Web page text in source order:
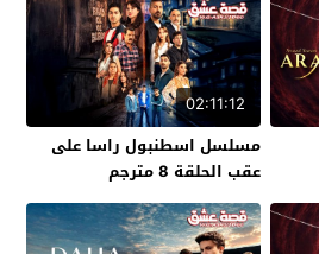
02:11:12
مسلسل اسطنبول راسا على
عقب الحلقة 8 مترجم